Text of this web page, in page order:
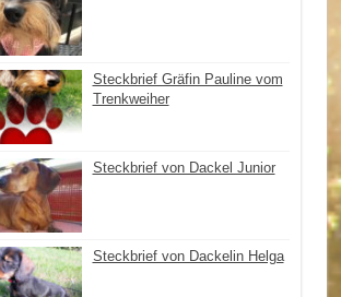
Steckbrief Gräfin Pauline vom
Trenkweiher
Steckbrief von Dackel Junior
Steckbrief von Dackelin Helga